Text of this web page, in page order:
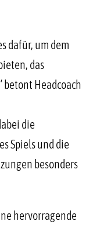
dafür, um dem
das
betont Headcoach
die
Spiels und die
besonders
hervorragende